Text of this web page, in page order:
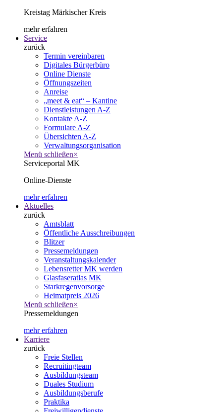
Kreistag Märkischer Kreis
mehr erfahren
Service
zurück
Termin vereinbaren
Digitales Bürgerbüro
Online Dienste
Öffnungszeiten
Anreise
„meet & eat“ – Kantine
Dienstleistungen A-Z
Kontakte A-Z
Formulare A-Z
Übersichten A-Z
Verwaltungsorganisation
Menü schließen×
Serviceportal MK
Online-Dienste
mehr erfahren
Aktuelles
zurück
Amtsblatt
Öffentliche Ausschreibungen
Blitzer
Pressemeldungen
Veranstaltungskalender
Lebensretter MK werden
Glasfaseratlas MK
Starkregenvorsorge
Heimatpreis 2026
Menü schließen×
Pressemeldungen
mehr erfahren
Karriere
zurück
Freie Stellen
Recruitingteam
Ausbildungsteam
Duales Studium
Ausbildungsberufe
Praktika